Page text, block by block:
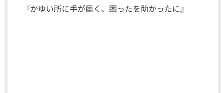
『かゆい所に手が届く、困ったを助かったに』